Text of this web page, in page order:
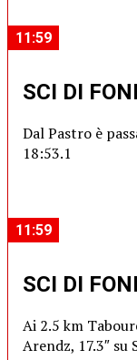
11:59
SCI DI
Dal Pastro è
18:53.1
11:59
SCI DI
Ai 2.5 km
Arendz, 17.3″ su